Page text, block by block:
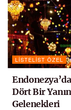
LISTELIST ÖZEL
Dört Bir
Gelenekleri